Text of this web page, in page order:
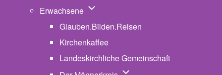
Erwachsene Unternavigation von Erwachsene
Glauben.Bilden.Reisen
Kirchenkaffee
Landeskirchliche Gemeinschaft